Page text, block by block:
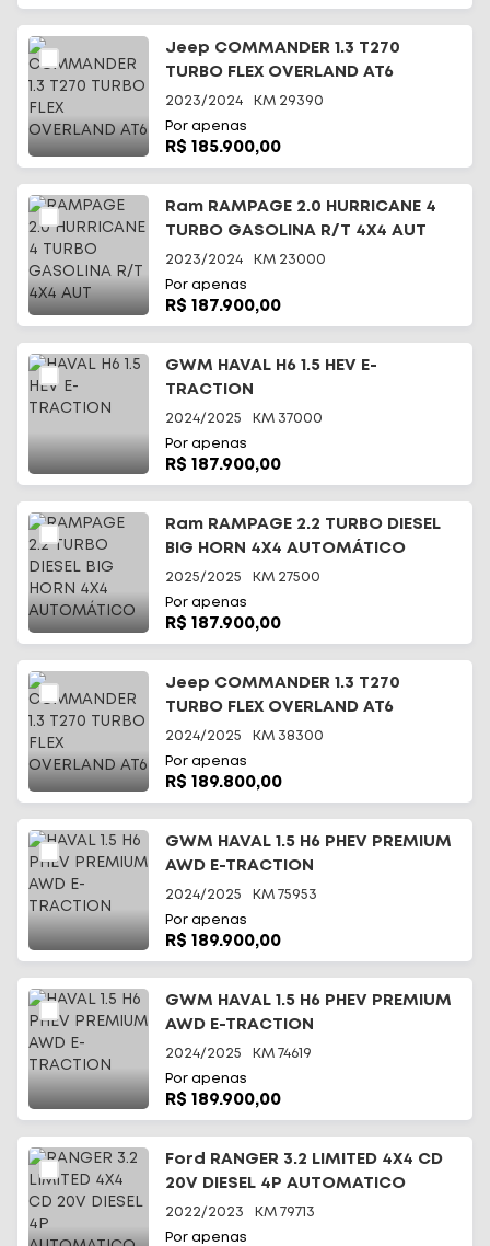
Jeep COMMANDER 1.3 T270
TURBO FLEX OVERLAND AT6
2023/2024 KM 29390
Por apenas
R$ 185.900,00
Ram RAMPAGE 2.0 HURRICANE 4
TURBO GASOLINA R/T 4X4 AUT
2023/2024 KM 23000
Por apenas
R$ 187.900,00
GWM HAVAL H6 1.5 HEV E-
TRACTION
2024/2025 KM 37000
Por apenas
R$ 187.900,00
Ram RAMPAGE 2.2 TURBO DIESEL
BIG HORN 4X4 AUTOMÁTICO
2025/2025 KM 27500
Por apenas
R$ 187.900,00
Jeep COMMANDER 1.3 T270
TURBO FLEX OVERLAND AT6
2024/2025 KM 38300
Por apenas
R$ 189.800,00
GWM HAVAL 1.5 H6 PHEV PREMIUM
AWD E-TRACTION
2024/2025 KM 75953
Por apenas
R$ 189.900,00
GWM HAVAL 1.5 H6 PHEV PREMIUM
AWD E-TRACTION
2024/2025 KM 74619
Por apenas
R$ 189.900,00
Ford RANGER 3.2 LIMITED 4X4 CD
20V DIESEL 4P AUTOMATICO
2022/2023 KM 79713
Por apenas